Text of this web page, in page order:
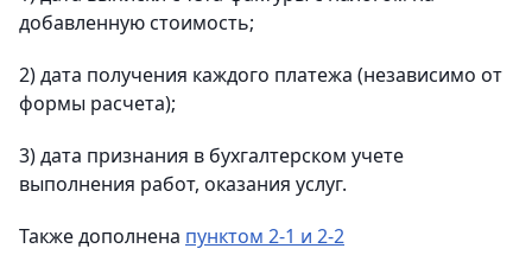
добавленную стоимость;
2) дата получения каждого платежа (независимо от
формы расчета);
3) дата признания в бухгалтерском учете
выполнения работ, оказания услуг.
Также дополнена пунктом 2-1 и 2-2